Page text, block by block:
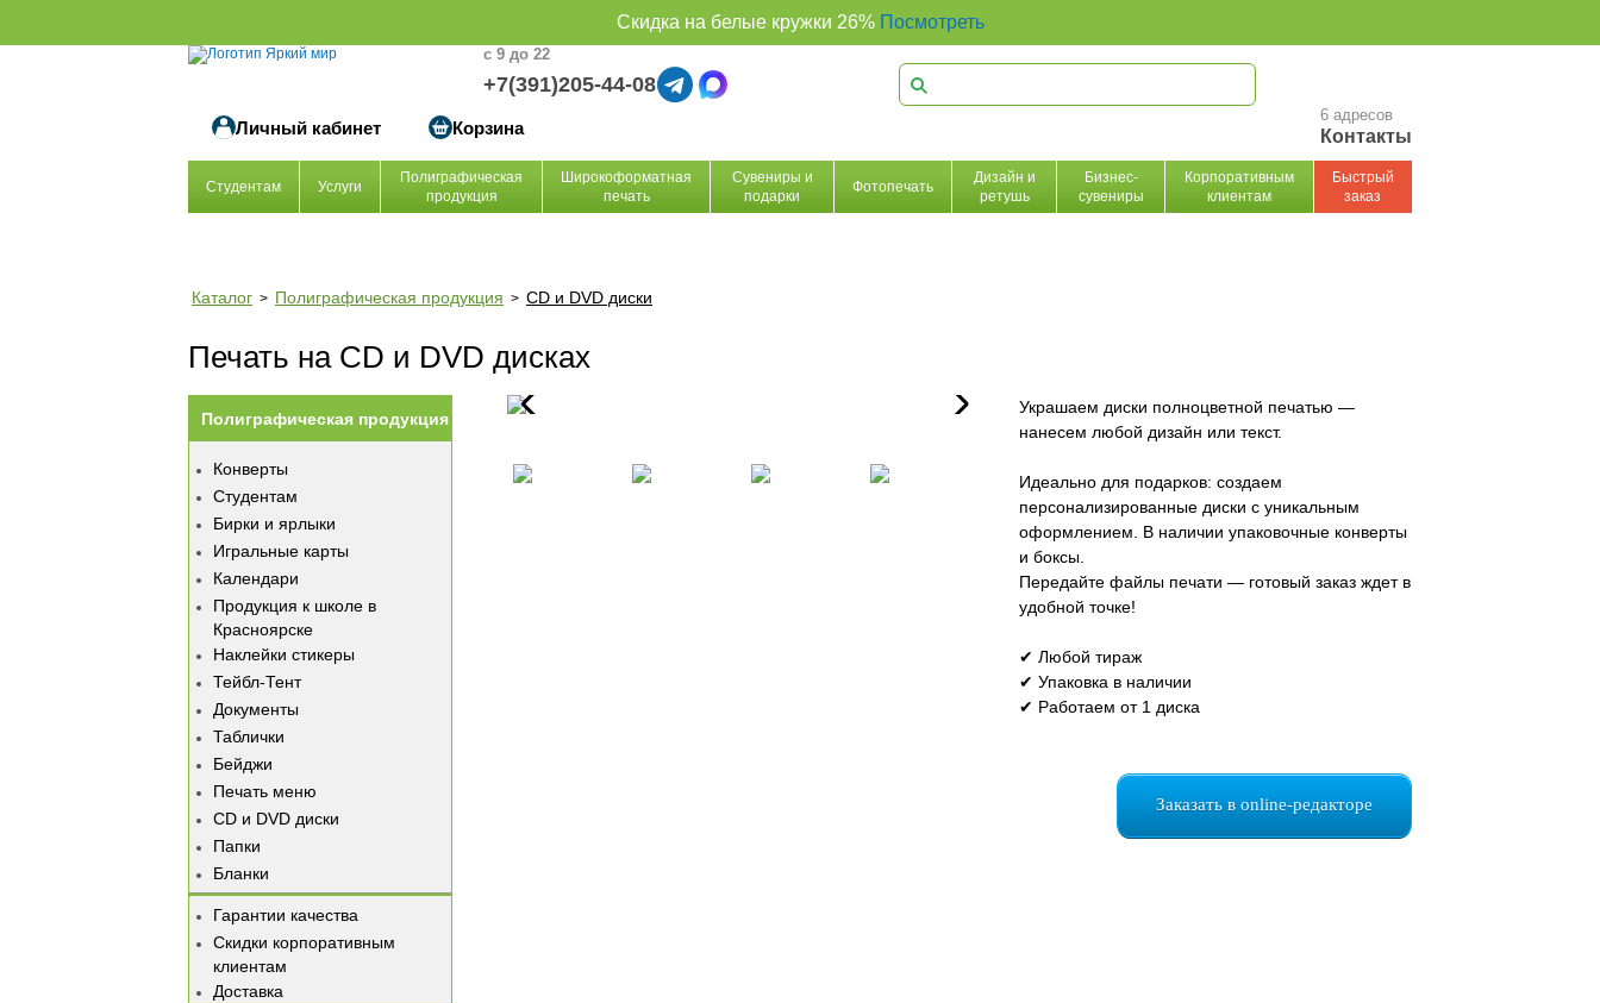
Скидка на белые кружки 26% Посмотреть
с 9 до 22
+7(391)205-44-08
Личный кабинет Корзина
6 адресов
Контакты
Студентам Услуги
Полиграфическая
продукция
Широкоформатная
печать
Сувениры и
подарки
Фотопечать
Дизайн и
ретушь
Бизнес-
сувениры
Корпоративным
клиентам
Быстрый
заказ
Каталог > Полиграфическая продукция > CD и DVD диски
Печать на CD и DVD дисках
Украшаем диски полноцветной печатью —
нанесем любой дизайн или текст.
Идеально для подарков: создаем
персонализированные диски с уникальным
оформлением. В наличии упаковочные конверты
и боксы.
Передайте файлы печати — готовый заказ ждет в
удобной точке!
✔ Любой тираж
✔ Упаковка в наличии
✔ Работаем от 1 диска
Заказать в online-редакторе
Полиграфическая продукция
Конверты
Студентам
Бирки и ярлыки
Игральные карты
Календари
Продукция к школе в
Красноярске
Наклейки стикеры
Тейбл-Тент
Документы
Таблички
Бейджи
Печать меню
CD и DVD диски
Папки
Бланки
Гарантии качества
Скидки корпоративным
клиентам
Доставка